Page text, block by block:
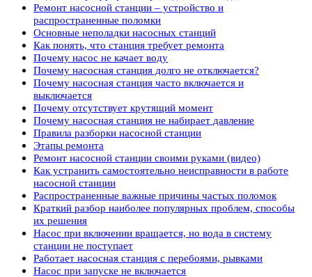
Ремонт насосной станции – устройство и
распространенные поломки
Основные неполадки насосных станций
Как понять, что станция требует ремонта
Почему насос не качает воду
Почему насосная станция долго не отключается?
Почему насосная станция часто включается и
выключается
Почему отсутствует крутящий момент
Почему насосная станция не набирает давление
Правила разборки насосной станции
Этапы ремонта
Ремонт насосной станции своими руками (видео)
Как устранить самостоятельно неисправности в работе
насосной станции
Распространенные важные причины частых поломок
Краткий разбор наиболее популярных проблем, способы
их решения
Насос при включении вращается, но вода в систему
станции не поступает
Работает насосная станция с перебоями, рывками
Насос при запуске не включается